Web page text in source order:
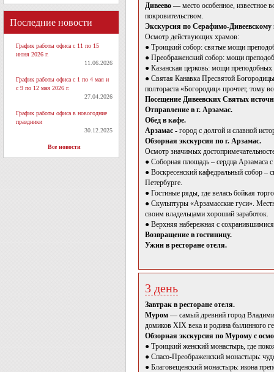
Последние новости
График работы офиса с 11 по 15
июня 2026 г.
11.06.2026
График работы офиса с 1 по 4 мая и
с 9 по 12 мая 2026 г.
27.04.2026
График работы офиса в новогодние
праздники
30.12.2025
Все новости
Дивеево — место особенное, известное
покровительством.
Экскурсия по Серафимо-
Осмотр действующих храмов:
● Троицкий собор: святые мощи
● Преображенский собор: мощи
● Казанская церковь: мощи
● Святая Канавка Пресвятой
полтораста «Богородиц» прочтет, тому
Посещение Дивеевских Святых
Отправление в г. Арзамас.
Обед в кафе.
Арзамас - город с долгой и славной
Обзорная экскурсия по г. Арзамас.
Осмотр значимых
● Соборная площадь – сердца Арзамаса
● Воскресенский кафедральный собор –
Петербурге.
● Гостиные ряды, где велась бойкая
● Скульптуры «Арзамасские гуси».
своим владельцами хороший заработок.
● Верхняя набережная с
Возвращение в гостиницу.
Ужин в ресторане отеля.
3 день
Завтрак в ресторане отеля.
Муром — самый древний город
домиков XIX века и родина былинного
Обзорная экскурсия по Мурому с
● Троицкий женский монастырь, где
● Спасо-Преображенский монастырь:
● Благовещенский монастырь: икона